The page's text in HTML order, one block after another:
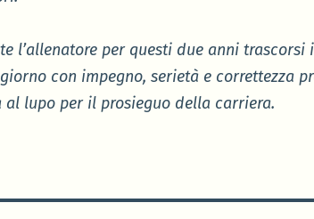
l’allenatore per questi due anni trascorsi
con impegno, serietà e correttezza
lupo per il prosieguo della carriera.